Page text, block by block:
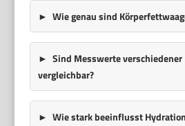
Wie genau sind
Sind Messwerte
vergleichbar?
Wie stark beeinflusst